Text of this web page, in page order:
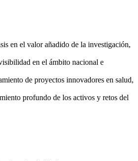
en el valor añadido de la investigación,
en el ámbito nacional e
de proyectos innovadores en salud,
profundo de los activos y retos del